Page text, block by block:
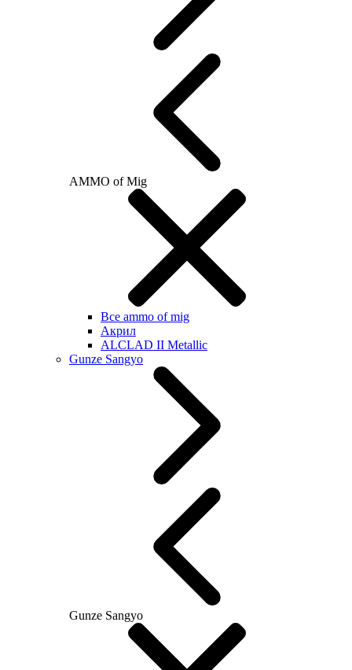
AMMO of Mig
Все ammo of mig
Акрил
ALCLAD II Metallic
Gunze Sangyo
Gunze Sangyo